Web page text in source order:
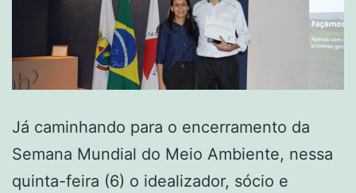
Já caminhando para o encerramento da
Semana Mundial do Meio Ambiente, nessa
quinta-feira (6) o idealizador, sócio e